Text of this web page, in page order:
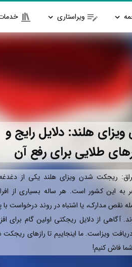
ویراستاری
هلند: دلایل رایج و
طلایی برای رفع آن
ریجکت شدن ویزای هلند یکی از
به این کشور است. هر ساله بسیاری از
نقص مدارک، یا اشتباه در روند درخواست با
آگاهی از دلایل ریجکتی اولین گام برای
ویزاست. ما اینجاییم تا رازهای
فاش کنیم!